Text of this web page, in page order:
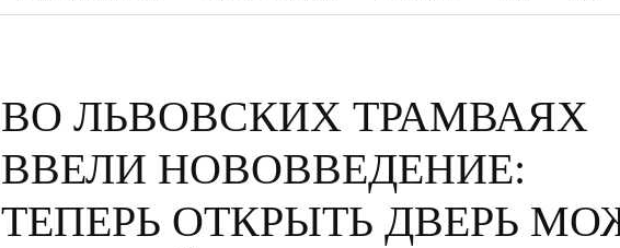
ВО ЛЬВОВСКИХ ТРАМВАЯХ
ВВЕЛИ НОВОВВЕДЕНИЕ:
ТЕПЕРЬ ОТКРЫТЬ ДВЕРЬ